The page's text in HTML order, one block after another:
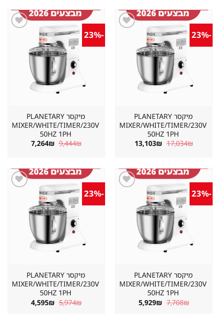
במועדפים
מיקסר PLANETARY
MIXER/WHITE/TIMER/230V
50HZ 1PH
17,034₪ המחיר
13,103₪ המחיר
במועדפים
מיקסר PLANETARY
MIXER/WHITE/TIMER/230V
50HZ 1PH
9,444₪ המחיר
7,264₪ המחיר
הנוכחי
במועדפים
מיקסר PLANETARY
MIXER/WHITE/TIMER/230V
50HZ 1PH
7,708₪ המחיר
המקורי
5,929₪ המחיר
הנוכחי
במועדפים
מיקסר PLANETARY
MIXER/WHITE/TIMER/230V
50HZ 1PH
5,974₪ המחיר
המקורי
4,595₪ המחיר
הנוכחי